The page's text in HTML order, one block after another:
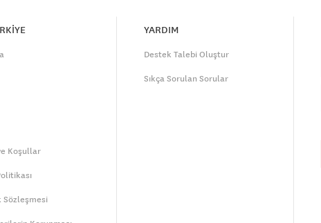
Koşullar
Sözleşmesi
YARDIM
Destek Talebi Oluştur
Sıkça Sorulan Sorular